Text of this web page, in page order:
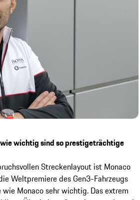
wichtig sind so prestigeträchtige
Streckenlayout ist Monaco
Weltpremiere des Gen3-Fahrzeugs
Monaco sehr wichtig. Das extrem